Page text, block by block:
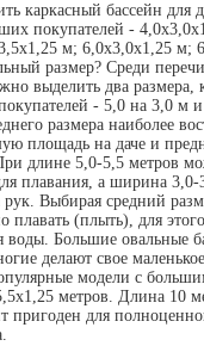
каркасный бассейн для
покупателей -
м; 6,0х3,0х1,25 м;
размер? Среди
выделить два размера,
- 5,0 на 3,0 м
размера наиболее
площадь на даче и
длине 5,0-5,5 метров
плавания, а ширина 3,0-
Выбирая средний
(плыть), для
воды. Большие овальные
делают свое
модели с
метров. Длина 10
пригоден для